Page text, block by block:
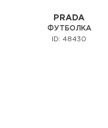
PRADA
ФУТБОЛКА
ID: 48430